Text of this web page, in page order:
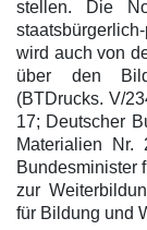
stellen. Die
wird auch von
über den
(BTDrucks. V/
17; Deutscher
Materialien Nr.
Bundesminister
zur
für Bildung und